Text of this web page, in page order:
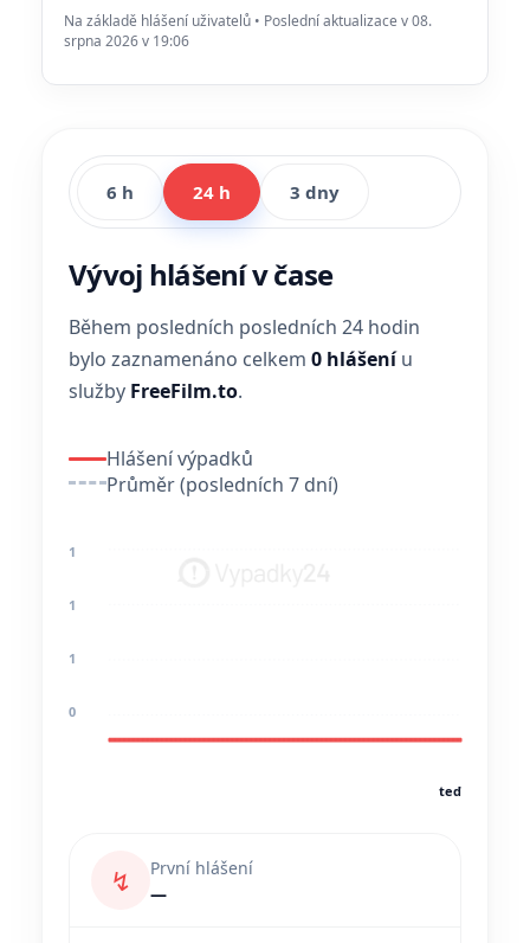
Na základě hlášení uživatelů • Poslední aktualizace v 08.
srpna 2026 v 19:06
6 h 24 h 3 dny
Vývoj hlášení v čase
Během posledních posledních 24 hodin
bylo zaznamenáno celkem 0 hlášeníu
služby FreeFilm.to.
Hlášení výpadků
Průměr (posledních 7 dní)
1
1
1
0
teď
↯
První hlášení
—